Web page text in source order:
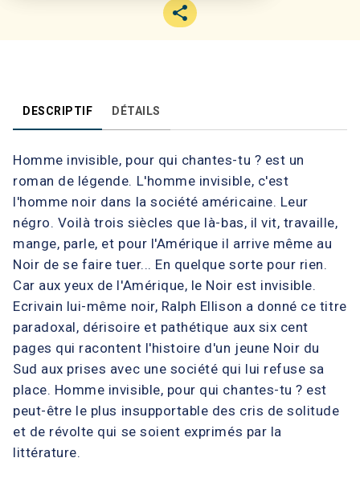
DESCRIPTIF DÉTAILS
Homme invisible, pour qui chantes-tu ? est un
roman de légende. L'homme invisible, c'est
l'homme noir dans la société américaine. Leur
négro. Voilà trois siècles que là-bas, il vit, travaille,
mange, parle, et pour l'Amérique il arrive même au
Noir de se faire tuer... En quelque sorte pour rien.
Car aux yeux de l'Amérique, le Noir est invisible.
Ecrivain lui-même noir, Ralph Ellison a donné ce titre
paradoxal, dérisoire et pathétique aux six cent
pages qui racontent l'histoire d'un jeune Noir du
Sud aux prises avec une société qui lui refuse sa
place. Homme invisible, pour qui chantes-tu ? est
peut-être le plus insupportable des cris de solitude
et de révolte qui se soient exprimés par la
littérature.